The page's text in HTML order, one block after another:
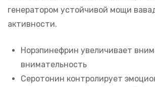
генератором устойчивой мощи
активности.
Норэпинефрин увеличивает
внимательность
Серотонин контролирует